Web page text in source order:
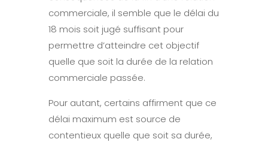
commerciale, il semble que le délai du
18 mois soit jugé suffisant pour
permettre d’atteindre cet objectif
quelle que soit la durée de la relation
commerciale passée.
Pour autant, certains affirment que ce
délai maximum est source de
contentieux quelle que soit sa durée,